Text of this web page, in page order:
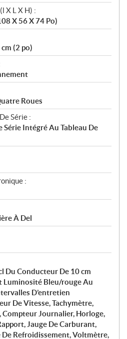
X L X H) :
X 56 X 74 Po)
(2 po)
Roues
Série :
Série Intégré Au Tableau De
:
À Del
Du Conducteur De 10 cm
Luminosité Bleu/rouge Au
D’entretien
De Vitesse, Tachymètre,
Journalier, Horloge,
Jauge De Carburant,
Refroidissement, Voltmètre,